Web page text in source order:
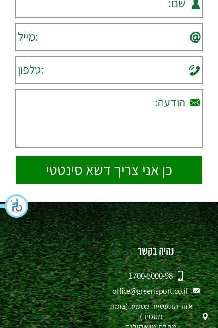
נהיה בקשר
1700-5000-98
office@greensport.co.il
אזור התעשייה מסמיה (צומת
מסמיה)